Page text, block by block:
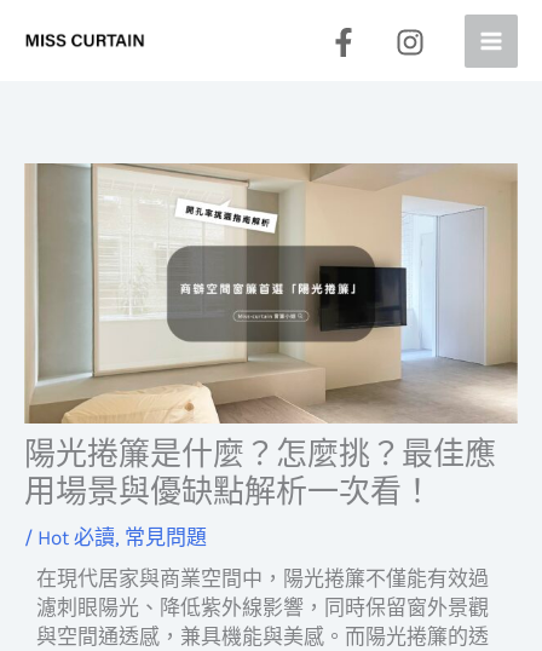
陽光捲簾是什麼？怎麼挑？最佳應
用場景與優缺點解析一次看！
/ Hot 必讀, 常見問題
在現代居家與商業空間中，陽光捲簾不僅能有效過
濾刺眼陽光、降低紫外線影響，同時保留窗外景觀
與空間通透感，兼具機能與美感。而陽光捲簾的透